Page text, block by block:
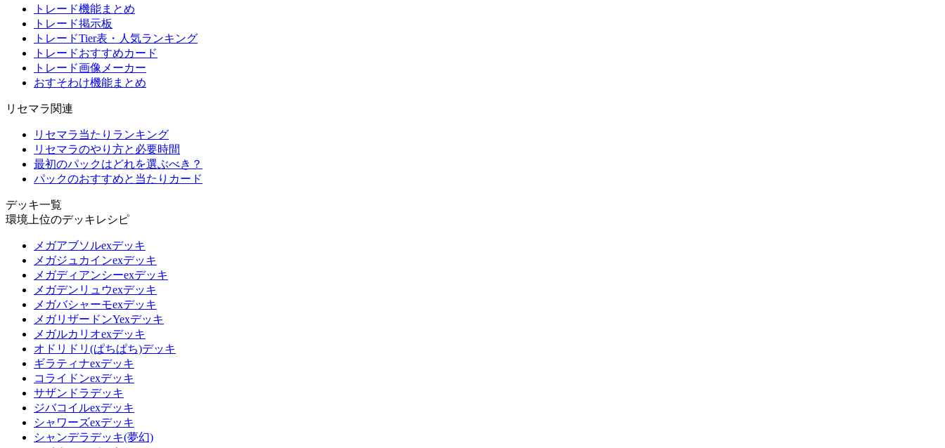
トレード機能まとめ
トレード掲示板
トレードTier表・人気ランキング
トレードおすすめカード
トレード画像メーカー
おすそわけ機能まとめ
リセマラ関連
リセマラ当たりランキング
リセマラのやり方と必要時間
最初のパックはどれを選ぶべき？
パックのおすすめと当たりカード
デッキ一覧
環境上位のデッキレシピ
メガアブソルexデッキ
メガジュカインexデッキ
メガディアンシーexデッキ
メガデンリュウexデッキ
メガバシャーモexデッキ
メガリザードンYexデッキ
メガルカリオexデッキ
オドリドリ(ぱちぱち)デッキ
ギラティナexデッキ
コライドンexデッキ
サザンドラデッキ
ジバコイルexデッキ
シャワーズexデッキ
シャンデラデッキ(夢幻)